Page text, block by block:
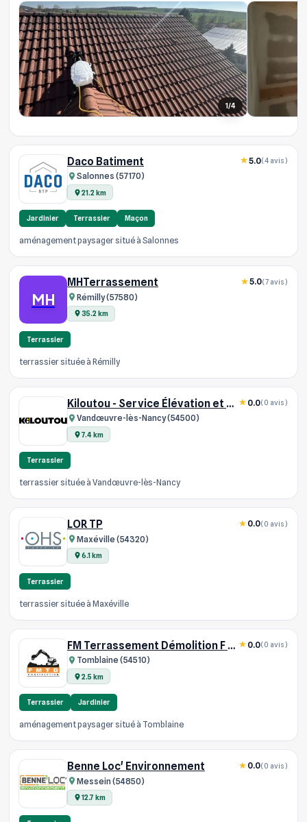
1/4
Daco Batiment
Salonnes (57170)
21.2 km
5.0(4 avis)
Jardinier Terrassier Maçon
aménagement paysager situé à Salonnes
MH
MHTerrassement
Rémilly (57580)
35.2 km
5.0(7 avis)
Terrassier
terrassier située à Rémilly
Kiloutou - Service Élévation et Terrassement Vandœuvre
Vandœuvre-lès-Nancy (54500)
7.4 km
0.0(0 avis)
Terrassier
terrassier située à Vandœuvre-lès-Nancy
LOR TP
Maxéville (54320)
6.1 km
0.0(0 avis)
Terrassier
terrassier située à Maxéville
FM Terrassement Démolition F M T D
Tomblaine (54510)
2.5 km
0.0(0 avis)
Terrassier Jardinier
aménagement paysager situé à Tomblaine
Benne Loc' Environnement
Messein (54850)
12.7 km
0.0(0 avis)